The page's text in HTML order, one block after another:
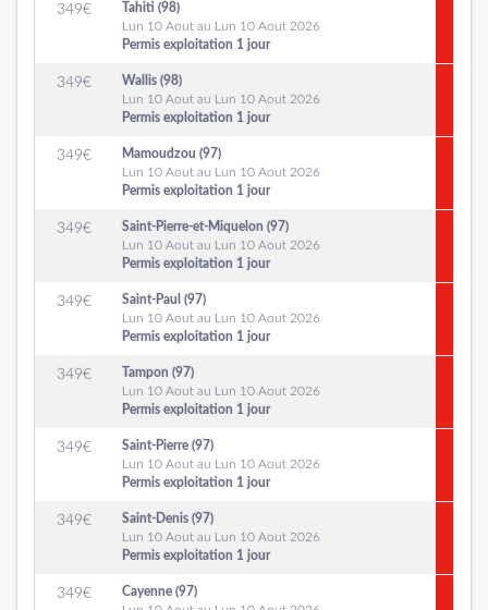
349€
Tahiti (98)
Lun 10 Aout au Lun 10 Aout 2026
Permis exploitation 1 jour
349€
Wallis (98)
Lun 10 Aout au Lun 10 Aout 2026
Permis exploitation 1 jour
349€
Mamoudzou (97)
Lun 10 Aout au Lun 10 Aout 2026
Permis exploitation 1 jour
349€
Saint-Pierre-et-Miquelon (97)
Lun 10 Aout au Lun 10 Aout 2026
Permis exploitation 1 jour
349€
Saint-Paul (97)
Lun 10 Aout au Lun 10 Aout 2026
Permis exploitation 1 jour
349€
Tampon (97)
Lun 10 Aout au Lun 10 Aout 2026
Permis exploitation 1 jour
349€
Saint-Pierre (97)
Lun 10 Aout au Lun 10 Aout 2026
Permis exploitation 1 jour
349€
Saint-Denis (97)
Lun 10 Aout au Lun 10 Aout 2026
Permis exploitation 1 jour
349€
Cayenne (97)